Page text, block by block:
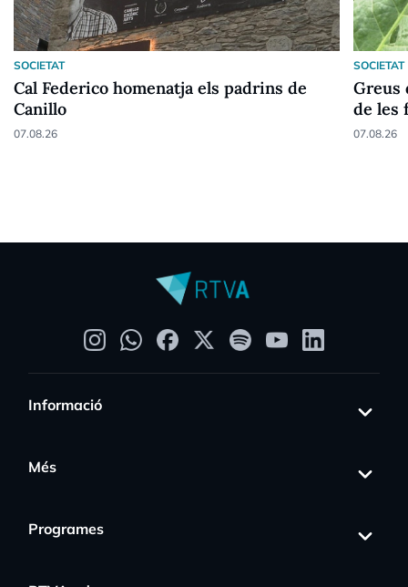
SOCIETAT
Cal Federico homenatja els padrins de
Canillo
07.08.26
SOCIETAT
Greus
de les
07.08.26
Informació
Més
Programes